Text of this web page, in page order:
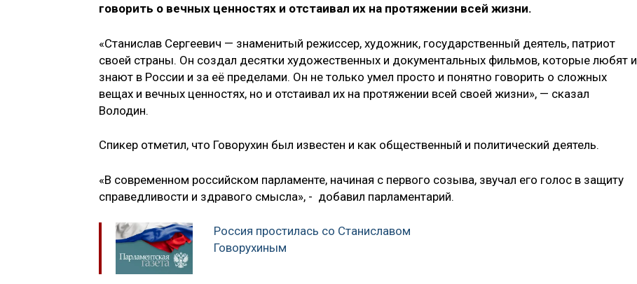
говорить о вечных ценностях и отстаивал их на протяжении всей жизни.
«Станислав Сергеевич — знаменитый режиссер, художник, государственный деятель, патриот
своей страны. Он создал десятки художественных и документальных фильмов, которые любят и
знают в России и за её пределами. Он не только умел просто и понятно говорить о сложных
вещах и вечных ценностях, но и отстаивал их на протяжении всей своей жизни», — сказал
Володин.
Спикер отметил, что Говорухин был известен и как общественный и политический деятель.
«В современном российском парламенте, начиная с первого созыва, звучал его голос в защиту
справедливости и здравого смысла», - добавил парламентарий.
Россия простилась со Станиславом
Говорухиным